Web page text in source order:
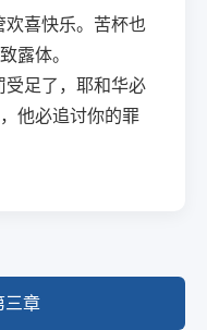
喜快乐。苦杯也
露体。
受足了，耶和华必
他必追讨你的罪
三章